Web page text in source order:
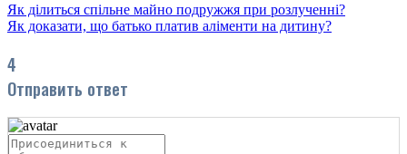
Як ділиться спільне майно подружжя при розлученні?
Як доказати, що батько платив аліменти на дитину?
4
Отправить ответ